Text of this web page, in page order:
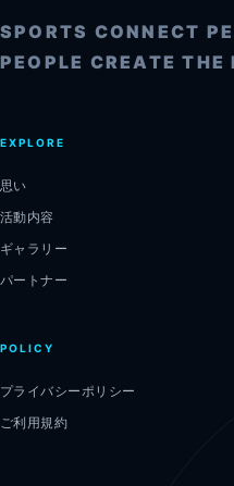
SPORTS CONNECT
PEOPLE CREATE THE
EXPLORE
思い
活動内容
ギャラリー
パートナー
POLICY
プライバシーポリシー
ご利用規約